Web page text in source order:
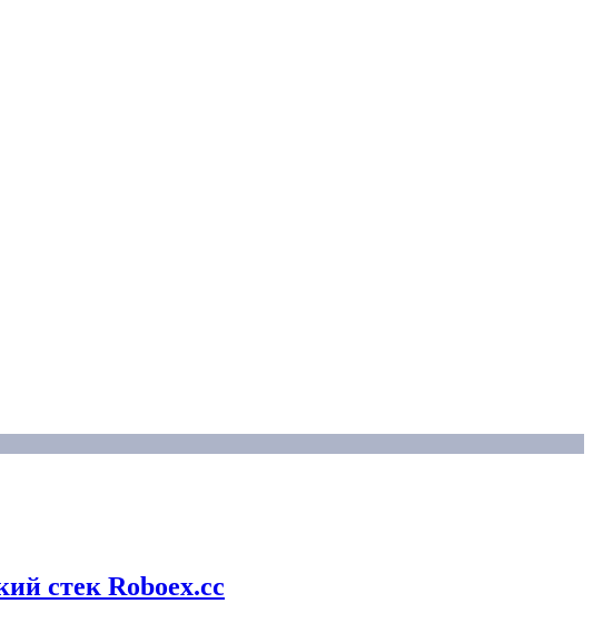
стек Roboex.cc